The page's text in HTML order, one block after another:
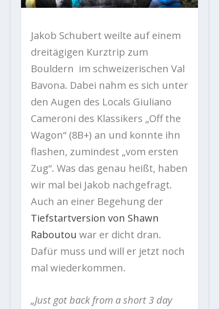
Jakob Schubert weilte auf einem
dreitägigen Kurztrip zum
Bouldern im schweizerischen Val
Bavona. Dabei nahm es sich unter
den Augen des Locals Giuliano
Cameroni des Klassikers „Off the
Wagon“ (8B+) an und konnte ihn
flashen, zumindest „vom ersten
Zug“. Was das genau heißt, haben
wir mal bei Jakob nachgefragt.
Auch an einer Begehung der
Tiefstartversion von Shawn
Raboutou war er dicht dran.
Dafür muss und will er jetzt noch
mal wiederkommen.
„Just got back from a short 3 day